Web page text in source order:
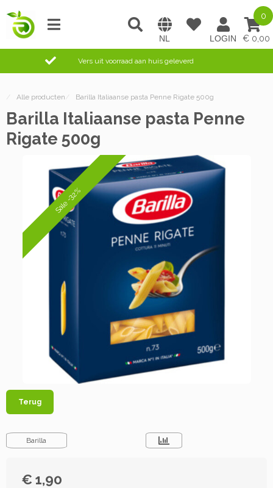
0,00
0
Vers uit voorraad aan huis geleverd
/ Alle producten / Barilla Italiaanse pasta Penne Rigate 500g
Barilla Italiaanse pasta Penne
Rigate 500g
Sale -32%
Terug
Barilla
€ 1,90